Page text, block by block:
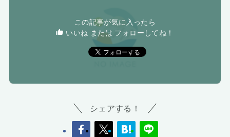
この記事が気に入ったら
いいね または フォローしてね！
シェアする！